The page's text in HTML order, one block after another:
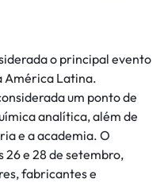
o principal evento
América Latina.
um ponto de
analítica, além de
e a academia. O
26 e 28 de setembro,
fabricantes e